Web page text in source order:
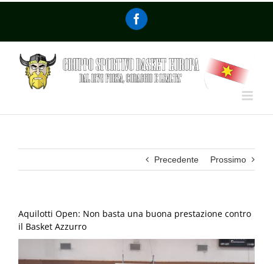
Precedente Prossimo
Aquilotti Open: Non basta una buona prestazione contro
il Basket Azzurro